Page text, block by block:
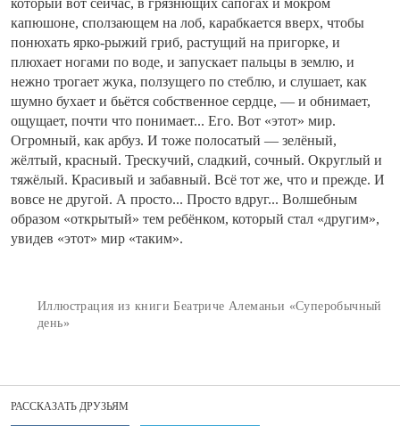
который вот сейчас, в грязнющих сапогах и мокром
капюшоне, сползающем на лоб, карабкается вверх, чтобы
понюхать ярко-рыжий гриб, растущий на пригорке, и
плюхает ногами по воде, и запускает пальцы в землю, и
нежно трогает жука, ползущего по стеблю, и слушает, как
шумно бухает и бьётся собственное сердце, — и обнимает,
ощущает, почти что понимает... Его. Вот «этот» мир.
Огромный, как арбуз. И тоже полосатый — зелёный,
жёлтый, красный. Трескучий, сладкий, сочный. Округлый и
тяжёлый. Красивый и забавный. Всё тот же, что и прежде. И
вовсе не другой. А просто... Просто вдруг... Волшебным
образом «открытый» тем ребёнком, который стал «другим»,
увидев «этот» мир «таким».
Иллюстрация из книги Беатриче Алеманьи «Суперобычный
день»
РАССКАЗАТЬ ДРУЗЬЯМ